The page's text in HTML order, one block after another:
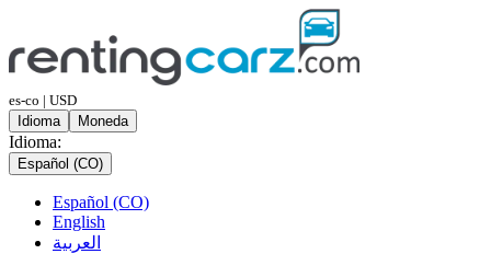
es-co | USD
Idioma
Moneda
Idioma:
Español (CO)
Español (CO)
English
العربية